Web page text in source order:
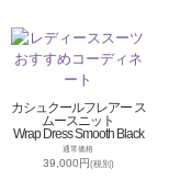
カシュクールフレアー ス
ムースニット
Wrap Dress Smooth Black
通常価格
39,000円(税別)